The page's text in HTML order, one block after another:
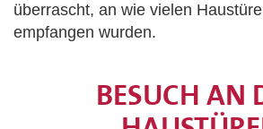
überrascht, an wie vielen
empfangen wurden.
BESUCH AN